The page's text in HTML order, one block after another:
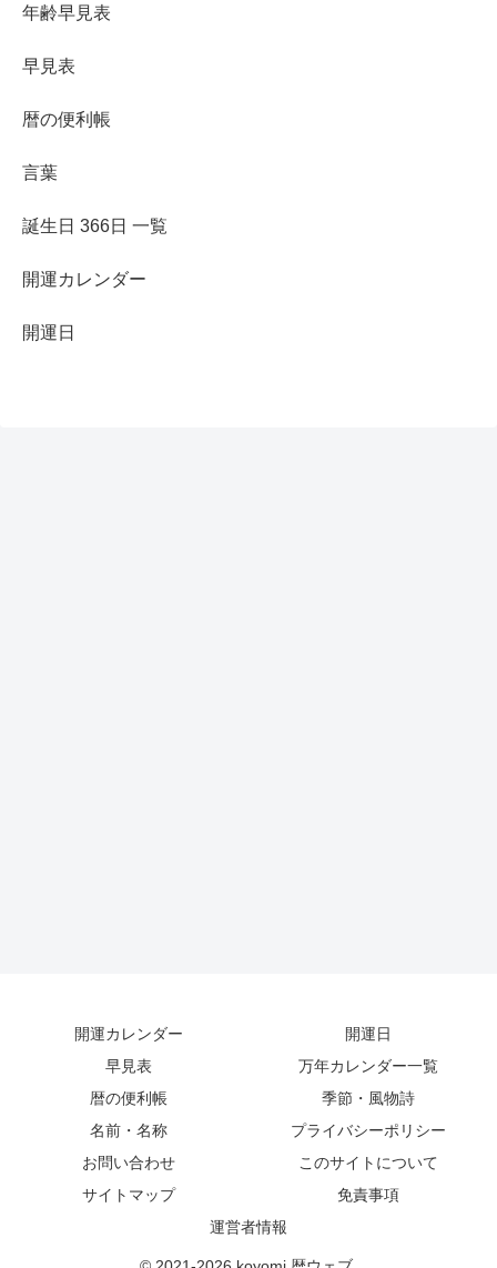
年齢早見表
早見表
暦の便利帳
言葉
誕生日 366日 一覧
開運カレンダー
開運日
開運カレンダー
開運日
早見表
万年カレンダー一覧
暦の便利帳
季節・風物詩
名前・名称
プライバシーポリシー
お問い合わせ
このサイトについて
サイトマップ
免責事項
運営者情報